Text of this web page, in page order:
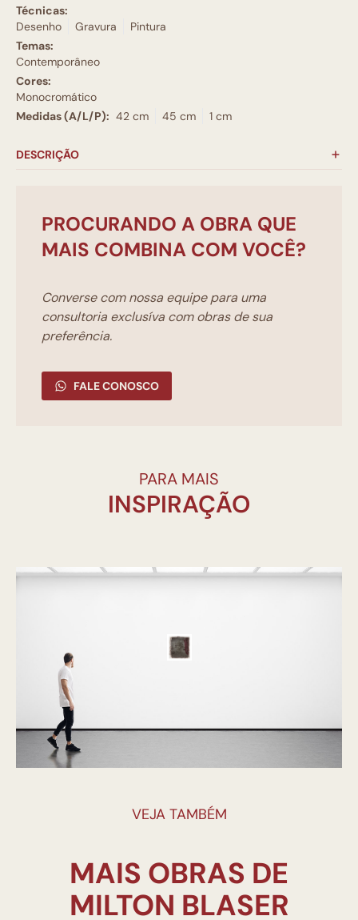
Técnicas:
Desenho
Gravura
Pintura
Temas:
Contemporâneo
Cores:
Monocromático
Medidas (A/L/P): 42 cm 45 cm 1 cm
DESCRIÇÃO
PROCURANDO A OBRA QUE
MAIS COMBINA COM VOCÊ?
Converse com nossa equipe para uma
consultoria exclusíva com obras de sua
preferência.
FALE CONOSCO
PARA MAIS
INSPIRAÇÃO
VEJA TAMBÉM
MAIS OBRAS DE